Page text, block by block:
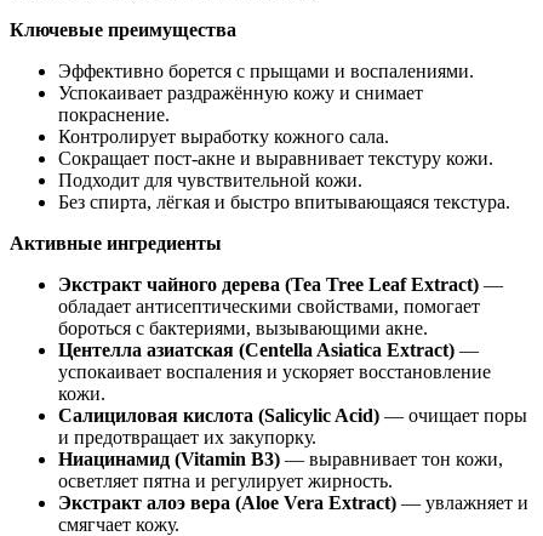
Ключевые преимущества
Эффективно борется с прыщами и воспалениями.
Успокаивает раздражённую кожу и снимает
покраснение.
Контролирует выработку кожного сала.
Сокращает пост-акне и выравнивает текстуру кожи.
Подходит для чувствительной кожи.
Без спирта, лёгкая и быстро впитывающаяся текстура.
Активные ингредиенты
Экстракт чайного дерева (Tea Tree Leaf Extract) —
обладает антисептическими свойствами, помогает
бороться с бактериями, вызывающими акне.
Центелла азиатская (Centella Asiatica Extract) —
успокаивает воспаления и ускоряет восстановление
кожи.
Салициловая кислота (Salicylic Acid) — очищает поры
и предотвращает их закупорку.
Ниацинамид (Vitamin B3) — выравнивает тон кожи,
осветляет пятна и регулирует жирность.
Экстракт алоэ вера (Aloe Vera Extract) — увлажняет и
смягчает кожу.